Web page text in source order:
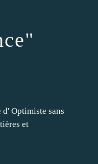
Optimiste sans
et